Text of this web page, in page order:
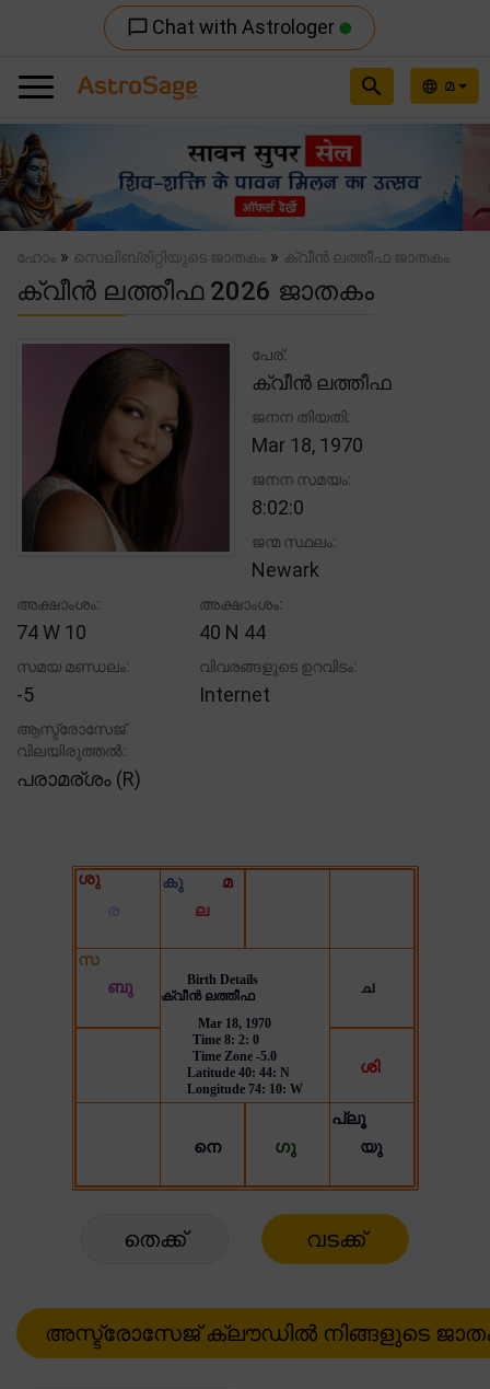
chat_bubble_outline Chat with Astrologer
language മ
search
Previous
ഹോം » സെലിബ്രിറ്റിയുടെ ജാതകം » ക്വീൻ ലത്തീഫ ജാതകം
ക്വീൻ ലത്തീഫ 2026 ജാതകം
പേര്:
ക്വീൻ ലത്തീഫ
ജനന തിയതി:
Mar 18, 1970
ജനന സമയം:
8:02:0
ജന്മ സ്ഥലം:
Newark
അക്ഷാംശം:
74 W 10
അക്ഷാംശം:
40 N 44
സമയ മണ്ഡലം:
-5
വിവരങ്ങളുടെ ഉറവിടം:
Internet
ആസ്ട്രോസേജ്
വിലയിരുത്തൽ:
പരാമര്ശം (R)
തെക്ക് വടക്ക്